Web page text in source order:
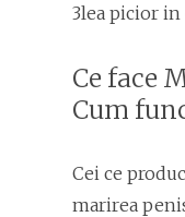
3lea picior in
Ce face
Cum
Cei ce
marirea